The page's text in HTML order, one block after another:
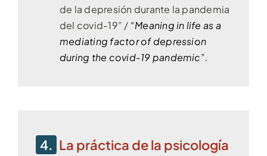
de la depresión durante la pandemia
del covid-19” / “Meaning in life as a
mediating factor of depression
during the covid-19 pandemic”.
4. La práctica de la psicología